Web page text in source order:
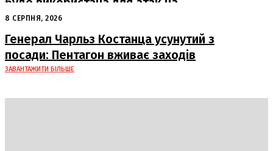
російські пускові установки
8 СЕРПНЯ, 2026
Генерал Чарльз Костанца усунутий з
посади: Пентагон вживає заходів
ЗАВАНТАЖИТИ БІЛЬШЕ